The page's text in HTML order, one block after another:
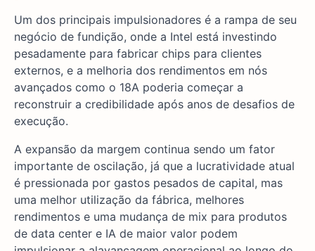
Um dos principais impulsionadores é a rampa de seu
negócio de fundição, onde a Intel está investindo
pesadamente para fabricar chips para clientes
externos, e a melhoria dos rendimentos em nós
avançados como o 18A poderia começar a
reconstruir a credibilidade após anos de desafios de
execução.
A expansão da margem continua sendo um fator
importante de oscilação, já que a lucratividade atual
é pressionada por gastos pesados de capital, mas
uma melhor utilização da fábrica, melhores
rendimentos e uma mudança de mix para produtos
de data center e IA de maior valor podem